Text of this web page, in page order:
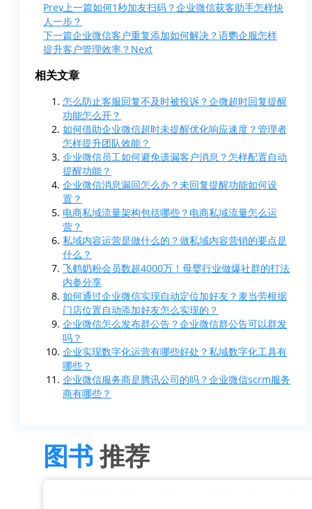
Prev上一篇如何1秒加友扫码？企业微信获客助手怎样快
人一步？
下一篇企业微信客户重复添加如何解决？语鹦企服怎样
提升客户管理效率？ Next
相关文章
怎么防止客服回复不及时被投诉？企微超时回复提醒
功能怎么开？
如何借助企业微信超时未提醒优化响应速度？管理者
怎样提升团队效能？
企业微信员工如何避免遗漏客户消息？怎样配置自动
提醒功能？
企业微信消息漏回怎么办？未回复提醒功能如何设
置？
电商私域流量架构包括哪些？电商私域流量怎么运
营？
私域内容运营是做什么的？做私域内容营销的要点是
什么？
飞鹤奶粉会员数超4000万！母婴行业做爆社群的打法
内参分享
如何通过企业微信实现自动定位加好友？麦当劳根据
门店位置自动添加好友怎么实现的？
企业微信怎么发布群公告？企业微信群公告可以群发
吗？
企业实现数字化运营有哪些好处？私域数字化工具有
哪些？
企业微信服务商是腾讯公司的吗？企业微信scrm服务
商有哪些？
图书推荐